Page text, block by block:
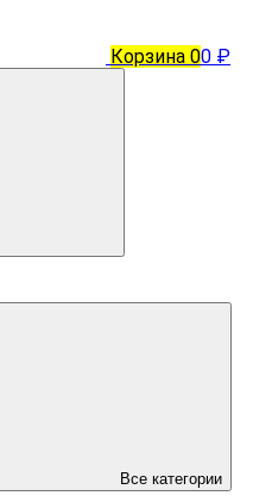
Корзина 00 ₽
Все категории